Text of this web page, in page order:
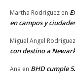
Martha Rodriguez en
en campos y
Miguel Angel Rodriguez
con destino a
Ana en BHD cumple